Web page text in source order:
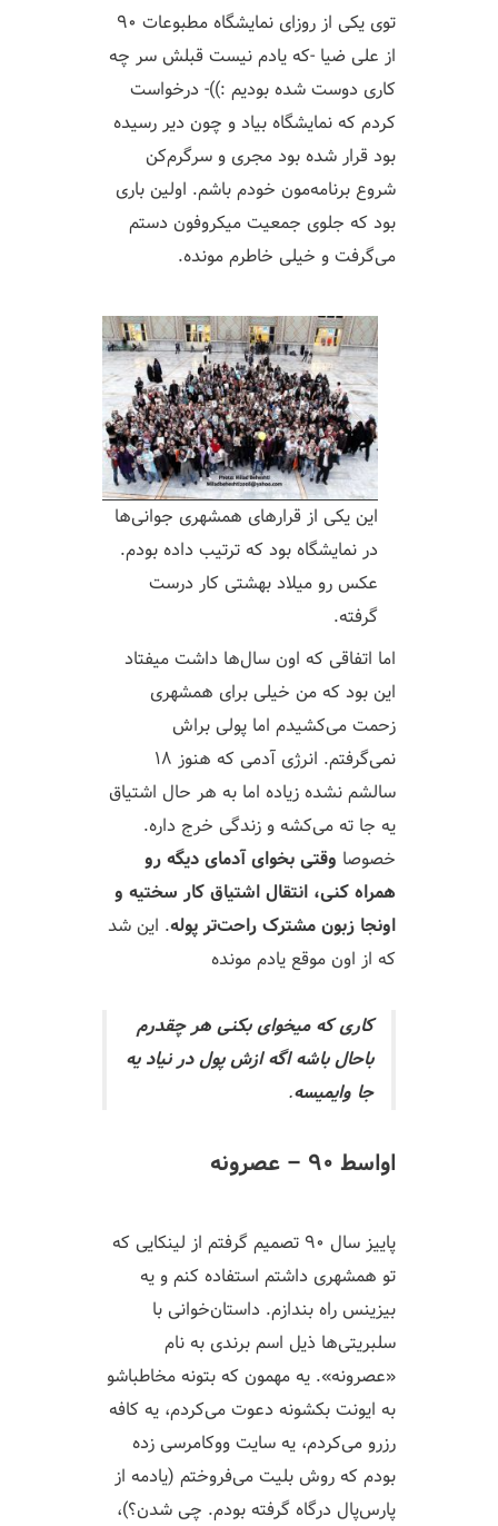
توی یکی از روزای نمایشگاه مطبوعات ۹۰
از علی ضیا -که یادم نیست قبلش سر چه
کاری دوست شده بودیم :))- درخواست
کردم که نمایشگاه بیاد و چون دیر رسیده
بود قرار شده بود مجری و سرگرم‌کن
شروع برنامه‌مون خودم باشم. اولین باری
بود که جلوی جمعیت میکروفون دستم
می‌گرفت و خیلی خاطرم مونده.
این یکی از قرارهای همشهری جوانی‌ها
در نمایشگاه بود که ترتیب داده بودم.
عکس رو میلاد بهشتی کار درست
گرفته.
اما اتفاقی که اون سال‌ها داشت میفتاد
این بود که من خیلی برای همشهری
زحمت می‌کشیدم اما پولی براش
نمی‌گرفتم. انرژی آدمی که هنوز ۱۸
سالشم نشده زیاده اما به هر حال اشتیاق
یه جا ته می‌کشه و زندگی خرج داره.
خصوصا وقتی بخوای آدمای دیگه‌ رو
همراه کنی، انتقال اشتیاق کار سختیه و
اونجا زبون مشترک راحت‌تر پوله. این شد
که از اون موقع یادم مونده
کاری که میخوای بکنی هر چقدرم
باحال باشه اگه ازش پول در نیاد یه
جا وایمیسه.
اواسط ۹۰ – عصرونه
پاییز سال ۹۰ تصمیم گرفتم از لینکایی که
تو همشهری داشتم استفاده کنم و یه
بیزینس راه بندازم. داستان‌خوانی با
سلبریتی‌ها ذیل اسم برندی به نام
«عصرونه». یه مهمون که بتونه مخاطباشو
به ایونت بکشونه دعوت می‌کردم، یه کافه
رزرو می‌کردم، یه سایت ووکامرسی زده
بودم که روش بلیت می‌فروختم (یادمه از
پارس‌پال درگاه گرفته بودم. چی شدن؟)،